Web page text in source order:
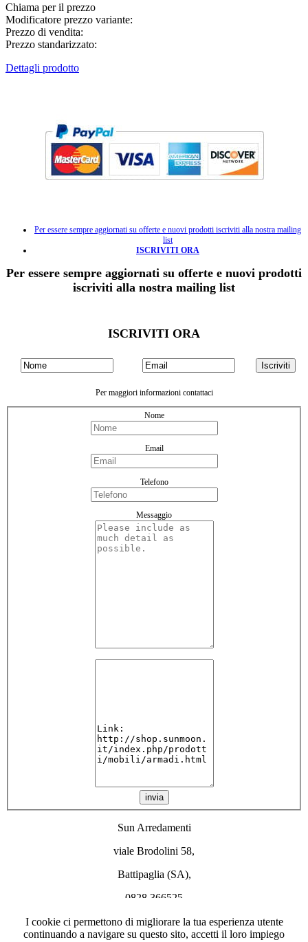
Chiama per il prezzo
Modificatore prezzo variante:
Prezzo di vendita:
Prezzo standarizzato:
Dettagli prodotto
Per essere sempre aggiornati su offerte e nuovi prodotti iscriviti alla nostra mailing
list
ISCRIVITI ORA
Per essere sempre aggiornati su offerte e nuovi prodotti
iscriviti alla nostra mailing list
ISCRIVITI ORA
Per maggiori informazioni contattaci
Nome
Email
Telefono
Messaggio
invia
Sun Arredamenti
viale Brodolini 58,
Battipaglia (SA),
0828 366525
info@sunmoon.it
I cookie ci permettono di migliorare la tua esperienza utente
continuando a navigare su questo sito, accetti il loro impiego